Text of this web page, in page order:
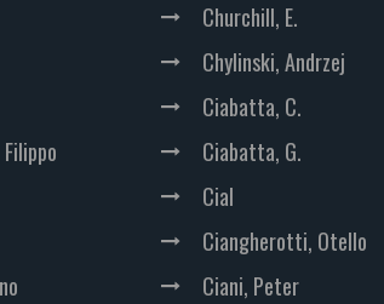
Churchill, E.
Chylinski, Andrzej
Ciabatta, C.
Ciabatta, G.
Cial
Ciangherotti, Otello
Ciani, Peter